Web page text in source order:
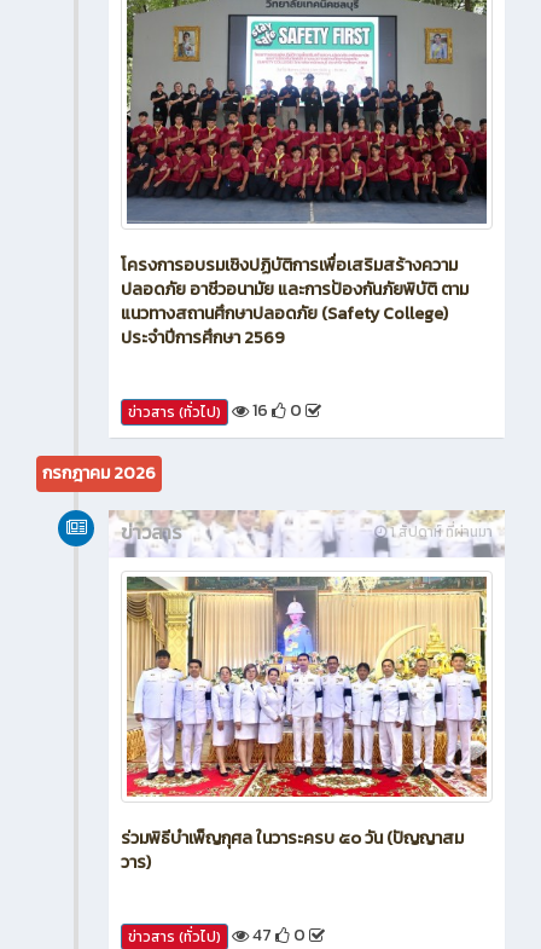
โครงการอบรมเชิงปฏิบัติการเพื่อเสริมสร้างความ
ปลอดภัย อาชีวอนามัย และการป้องกันภัยพิบัติ ตาม
แนวทางสถานศึกษาปลอดภัย (Safety College)
ประจำปีการศึกษา 2569
ข่าวสาร (ทั่วไป) 16 0
กรกฎาคม 2026
1 สัปดาห์ ที่ผ่านมา
ข่าวสาร
ร่วมพิธีบำเพ็ญกุศล ในวาระครบ ๕๐ วัน (ปัญญาสม
วาร)
ข่าวสาร (ทั่วไป) 47 0